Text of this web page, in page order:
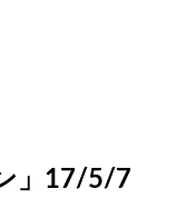
」17/5/7